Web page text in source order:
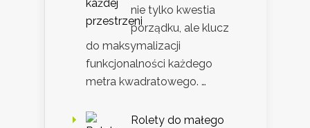
nie tylko kwestia
porządku, ale klucz
do maksymalizacji
funkcjonalności każdego
metra kwadratowego. …
Rolety do małego